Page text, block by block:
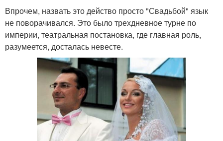
Впрочем, назвать это действо просто "Свадьбой" язык
не поворачивался. Это было трехдневное турне по
империи, театральная постановка, где главная роль,
разумеется, досталась невесте.